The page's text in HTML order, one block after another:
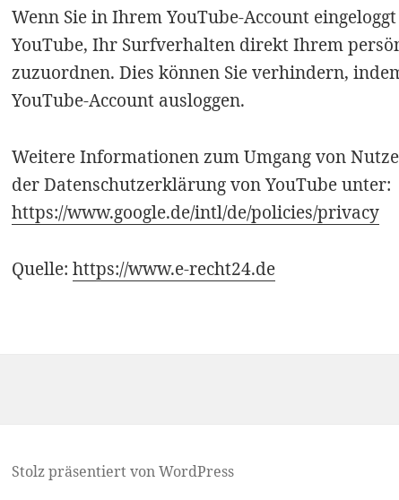
Wenn Sie in Ihrem YouTube-Account
YouTube, Ihr Surfverhalten direkt Ihrem
zuzuordnen. Dies können Sie verhindern,
YouTube-Account ausloggen.
Weitere Informationen zum Umgang von
der Datenschutzerklärung von YouTube unter:
https://www.google.de/intl/de/policies/privacy
Quelle:https://www.e-recht24.de
Stolz präsentiert von WordPress